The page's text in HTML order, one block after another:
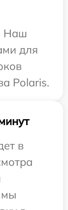
Наш
для
Polaris.
в
мы